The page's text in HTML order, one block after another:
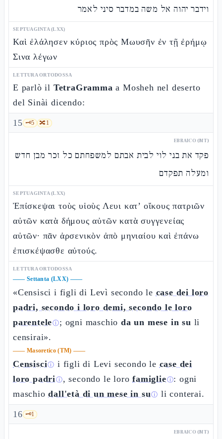
וידבר יהוה אל משה במדבר סיני לאמר
SEPTUAGINTA (LXX)
Καὶ ἐλάλησεν κύριος πρὸς Μωυσῆν ἐν τῇ ἐρήμῳ
Σινα λέγων
LETTURA ORTODOSSA
E parlò il TetraGramma a Mosheh nel deserto
del Sinài dicendo:
15 🗝️5 🔀1
EBRAICO (MT)
פקד את בני לוי לבית אבתם למשפחתם כל זכר מבן חדש
ומעלה תפקדם
SEPTUAGINTA (LXX)
Ἐπίσκεψαι τοὺς υἱοὺς Λευι κατ’ οἴκους πατριῶν
αὐτῶν κατὰ δήμους αὐτῶν κατὰ συγγενείας
αὐτῶν· πᾶν ἀρσενικὸν ἀπὸ μηνιαίου καὶ ἐπάνω
ἐπισκέψασθε αὐτούς.
LETTURA ORTODOSSA
—— Settanta (LXX) ——
«Censisci i figli di Levì secondo le case dei loro
padri, secondo i loro demi, secondo le loro
parenteleⓘ; ogni maschioda un mese in su li
censirai».
—— Masoretico (TM) ——
Censisciⓘ i figli di Levi secondo le case dei
loro padriⓘ, secondo le lorofamiglieⓘ: ogni
maschiodall'età di un mese in suⓘ li conterai.
16 🗝️1
EBRAICO (MT)